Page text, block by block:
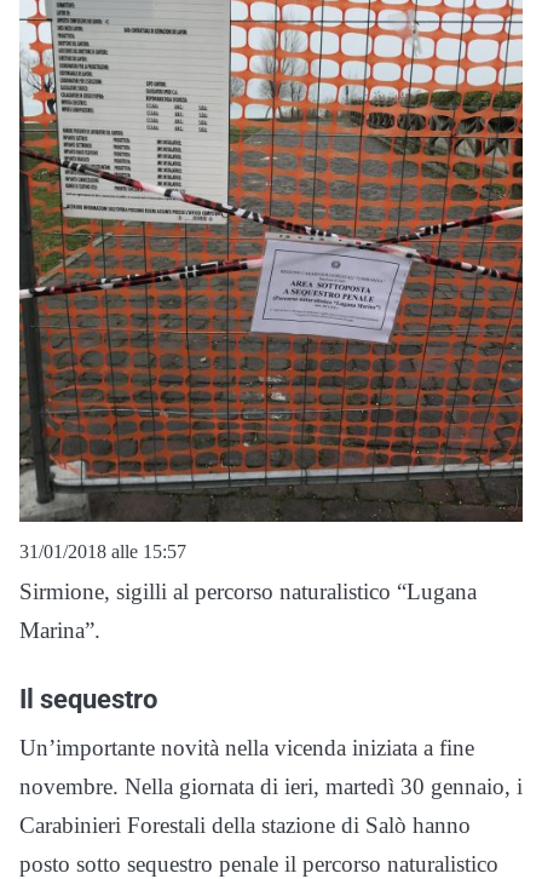
31/01/2018 alle 15:57
Sirmione, sigilli al percorso naturalistico “Lugana
Marina”.
Il sequestro
Un’importante novità nella vicenda iniziata a fine
novembre. Nella giornata di ieri, martedì 30 gennaio, i
Carabinieri Forestali della stazione di Salò hanno
posto sotto sequestro penale il percorso naturalistico